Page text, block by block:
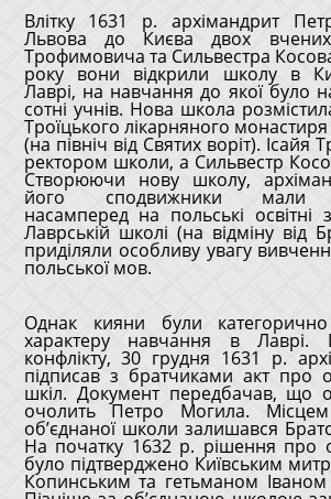
Влітку 1631 р. архімандрит
Львова до Києва двох вчених
Трофимовича та Сильвестра
року вони відкрили школу в
Лаврі, на навчання до якої було
сотні учнів. Нова школа
Троїцького лікарняного
(на північ від Святих воріт).
ректором школи, а Сильвестр
Створюючи нову школу,
його сподвижники мали
насамперед на польські освітні
Лаврській школі (на відміну від
приділяли особливу увагу
польської мов.
Однак кияни були
характеру навчання в Лаврі.
конфлікту, 30 грудня 1631 р.
підписав з братчиками акт про
шкіл. Документ передбачав, що
очолить Петро Могила.
об’єднаної школи залишався
На початку 1632 р. рішення про
було підтверджено Київським
Копинським та гетьманом